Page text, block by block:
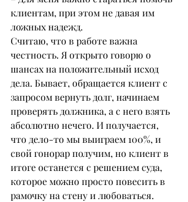
клиентам, при этом не давая им
ложных надежд.
Считаю, что в работе важна
честность. Я открыто говорю о
шансах на положительный исход
дела. Бывает, обращается клиент с
запросом вернуть долг, начинаем
проверять должника, а с него взять
абсолютно нечего. И получается,
что дело-то мы выиграем 100%, и
свой гонорар получим, но клиент в
итоге останется с решением суда,
которое можно просто повесить в
рамочку на стену и любоваться.